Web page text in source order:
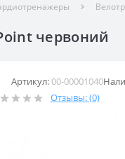
червоний
Артикул:00-00001040
Отзывы: (0)